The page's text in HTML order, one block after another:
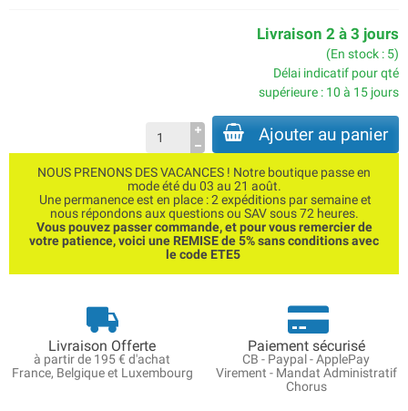
Livraison 2 à 3 jours
(En stock : 5)
Délai indicatif pour qté
supérieure : 10 à 15 jours
Ajouter au panier
NOUS PRENONS DES VACANCES ! Notre boutique passe en
mode été du 03 au 21 août.
Une permanence est en place : 2 expéditions par semaine et
nous répondons aux questions ou SAV sous 72 heures.
Vous pouvez passer commande, et pour vous remercier de
votre patience, voici une REMISE de 5% sans conditions avec
le code ETE5
Livraison Offerte
à partir de 195 € d'achat
France, Belgique et Luxembourg
Paiement sécurisé
CB - Paypal - ApplePay
Virement - Mandat Administratif
Chorus